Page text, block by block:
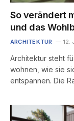
So verändert
und das
ARCHITEKTUR 12.
Architektur steht
wohnen, wie sie
entspannen. Die